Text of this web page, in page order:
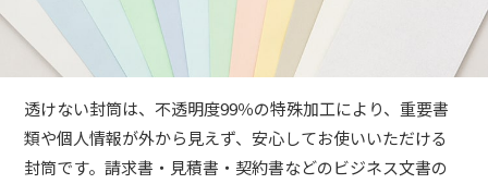
透けない封筒は、不透明度99％の特殊加工により、重要書
類や個人情報が外から見えず、安心してお使いいただける
封筒です。請求書・見積書・契約書などのビジネス文書の